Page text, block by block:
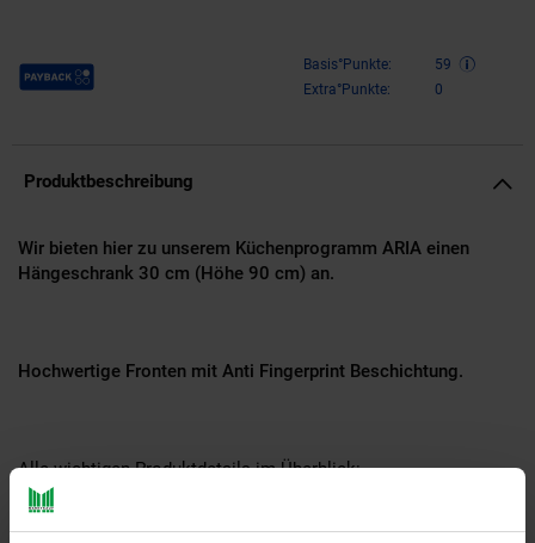
Payback Punkte Basis°Punkte:
59
Extra°Punkte:
0
Produktbeschreibung
Wir bieten hier zu unserem Küchenprogramm ARIA einen
Hängeschrank 30 cm (Höhe 90 cm) an.
Hochwertige Fronten mit Anti Fingerprint Beschichtung.
Alle wichtigen Produktdetails im Überblick: